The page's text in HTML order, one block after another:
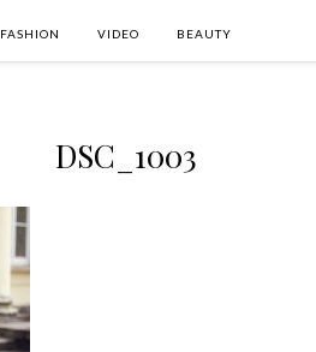
FASHION VIDEO BEAUTY
DSC_1003